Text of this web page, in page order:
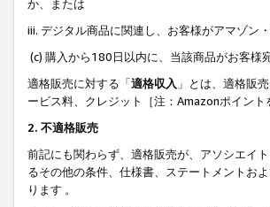
か、または
iii. デジタル商品に関連し、お客様がアマゾン
(c) 購入から180日以内に、当該商品がお客様
適格販売に対する「適格収入 」とは、適格販
ービス料、クレジット［注：Amazonポイン
2. 不適格販売
前記にも関わらず、適格販売が、アソシエイ
るその他の条件、仕様書、ステートメントお
ります 。